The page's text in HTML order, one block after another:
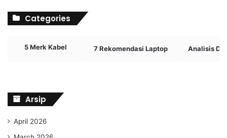
Categories
5 Merk Kabel 7 Rekomendasi Laptop Analisis
Arsip
April 2026